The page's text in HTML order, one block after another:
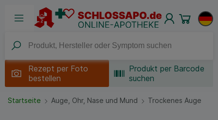
Rezept per Foto
bestellen
Produkt per Barcode
suchen
Startseite Auge, Ohr, Nase und Mund Trockenes Auge